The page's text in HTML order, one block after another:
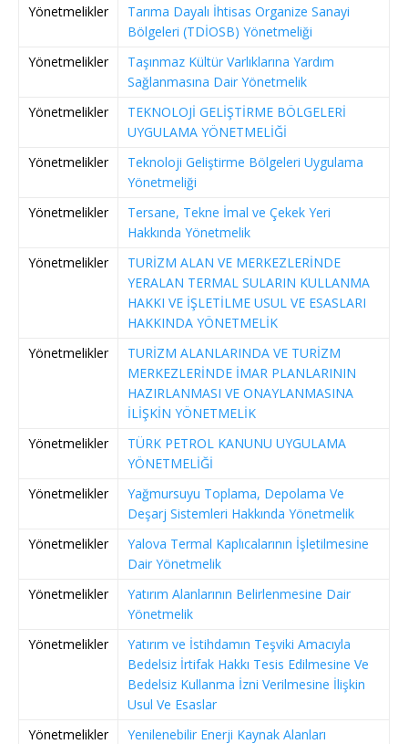
Yönetmelikler
Tarıma Dayalı İhtisas Organize Sanayi
Bölgeleri (TDİOSB) Yönetmeliği
Yönetmelikler
Taşınmaz Kültür Varlıklarına Yardım
Sağlanmasına Dair Yönetmelik
Yönetmelikler
TEKNOLOJİ GELİŞTİRME BÖLGELERİ
UYGULAMA YÖNETMELİĞİ
Yönetmelikler
Teknoloji Geliştirme Bölgeleri Uygulama
Yönetmeliği
Yönetmelikler
Tersane, Tekne İmal ve Çekek Yeri
Hakkında Yönetmelik
Yönetmelikler
TURİZM ALAN VE MERKEZLERİNDE
YERALAN TERMAL SULARIN KULLANMA
HAKKI VE İŞLETİLME USUL VE ESASLARI
HAKKINDA YÖNETMELİK
Yönetmelikler
TURİZM ALANLARINDA VE TURİZM
MERKEZLERİNDE İMAR PLANLARININ
HAZIRLANMASI VE ONAYLANMASINA
İLİŞKİN YÖNETMELİK
Yönetmelikler
TÜRK PETROL KANUNU UYGULAMA
YÖNETMELİĞİ
Yönetmelikler
Yağmursuyu Toplama, Depolama Ve
Deşarj Sistemleri Hakkında Yönetmelik
Yönetmelikler
Yalova Termal Kaplıcalarının İşletilmesine
Dair Yönetmelik
Yönetmelikler
Yatırım Alanlarının Belirlenmesine Dair
Yönetmelik
Yönetmelikler
Yatırım ve İstihdamın Teşviki Amacıyla
Bedelsiz İrtifak Hakkı Tesis Edilmesine Ve
Bedelsiz Kullanma İzni Verilmesine İlişkin
Usul Ve Esaslar
Yönetmelikler
Yenilenebilir Enerji Kaynak Alanları